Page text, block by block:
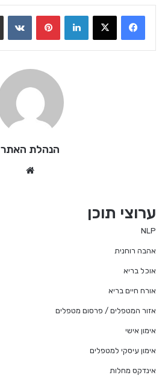
LinkedIn
VKontakte
הנהלת האתר
ערוצי תוכן
NLP
אהבה רוחנית
אוכל בריא
אורח חיים בריא
אזור המטפלים / פרסום מטפלים
אימון אישי
אימון עיסקי למטפלים
אינדקס מחלות